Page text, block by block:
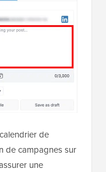
de
de campagnes sur
une